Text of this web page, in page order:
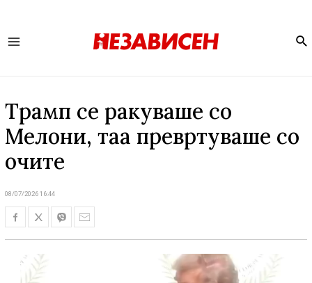
Трамп се ракуваше со
Мелони, таа превртуваше со
очите
08/07/2026 16:44